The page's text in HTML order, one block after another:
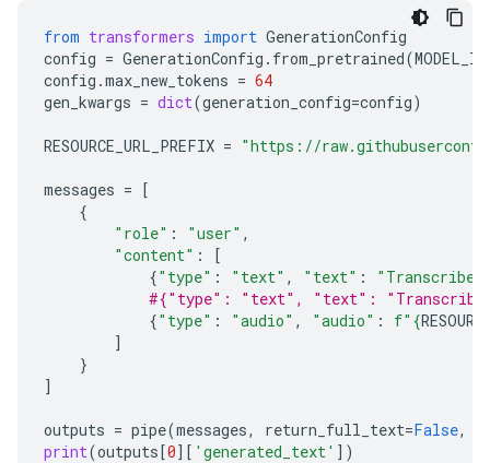
from transformers import GenerationConfig
config = GenerationConfig . from_pretrained(MODEL_ID
config .max_new_tokens = 64
gen_kwargs = dict(generation_config=config)
RESOURCE_URL_PREFIX = "https://
messages = [
{
"role" : "user" ,
"content" :
[
{"type" : "text" , "text" :
"Transcribe
#{"type": "text", "text": "Transcribe
{"type" : "audio" , "audio" : f" {
]
}
]
outputs = pipe(messages, return_full_text=False,
print(outputs[0][ 'generated_text' ])